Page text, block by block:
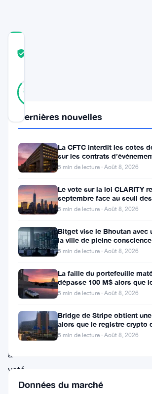
86
Network,
projet
basé
sur
l’IA
initialement
tant
parachaine
Polkadot,
a
voté
pour
Dernières nouvelles
La CFTC interdit les cotes
sur les contrats
Polymarket
5 min de lecture · Août 8, 2026
Le vote sur la loi CLARITY
septembre face au seuil
projet de loi crypto
5 min de lecture · Août 8, 2026
Bitget vise le Bhoutan avec
la ville de pleine
5 min de lecture · Août 8, 2026
La faille du portefeuille
dépasse 100 M$ alors que
cryptos de juillet atteignent
5 min de lecture · Août 8, 2026
Bridge de Stripe obtient
alors que le registre crypto
324 prestataires
5 min de lecture · Août 8, 2026
Données du marché